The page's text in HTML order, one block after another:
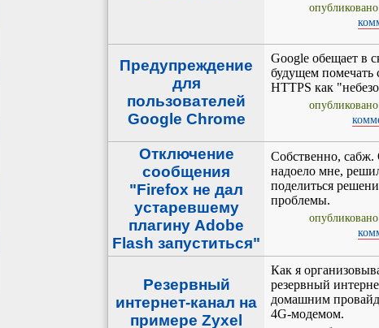
Предупреждение
для
пользователей
Google Chrome
Google обещает в
будущем помечать
HTTPS как
Отключение
сообщения
"Firefox не дал
устаревшему
плагину Adobe
Flash запуститься"
Собственно, сабж.
надоело мне,
поделиться
проблемы.
Резервный
интернет-канал на
примере Zyxel
Как я
резервный
домашним
4G-модемом.